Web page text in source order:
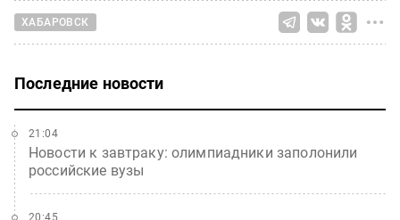
ХАБАРОВСК
Последние новости
Новости к завтраку: олимпиадники заполонили
российские вузы
21:04
20:45